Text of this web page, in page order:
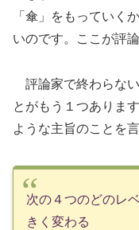
「傘」をもっていく
いのです。ここが評
評論家で終わらな
とがもう１つありま
ような主旨のことを
次の４つのどのレ
きく変わる